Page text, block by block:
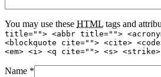
You may use these HTML tags and
title=""> <abbr title="">
<blockquote cite=""> <cite>
<em> <i> <q cite=""> <s>
Name *